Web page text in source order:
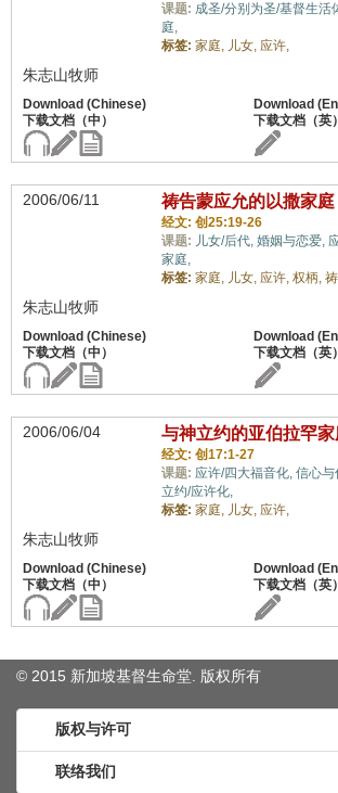
课题: 成圣/分别为圣/基督生活
庭,
标签: 家庭, 儿女, 应许,
朱志山牧师
2006/06/11 祷告蒙应允的以撒家庭
经文: 创25:19-26
课题: 儿女/后代, 婚姻与恋爱,
家庭,
标签: 家庭, 儿女, 应许, 权柄,
朱志山牧师
2006/06/04 与神立约的亚伯拉罕家
经文: 创17:1-27
课题: 应许/四大福音化, 信心与
立约/应许化,
标签: 家庭, 儿女, 应许,
朱志山牧师
© 2015 新加坡基督生命堂. 版权所有
版权与许可
联络我们